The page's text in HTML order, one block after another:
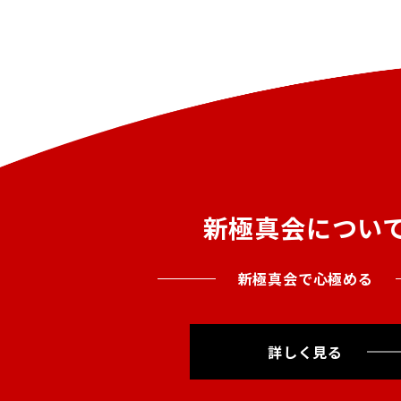
新極真会につい
新極真会で心極める
詳しく見る